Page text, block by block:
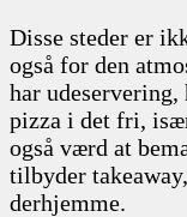
Disse steder er
også for den
har
pizza i det fri,
også værd at
tilbyder
derhjemme.